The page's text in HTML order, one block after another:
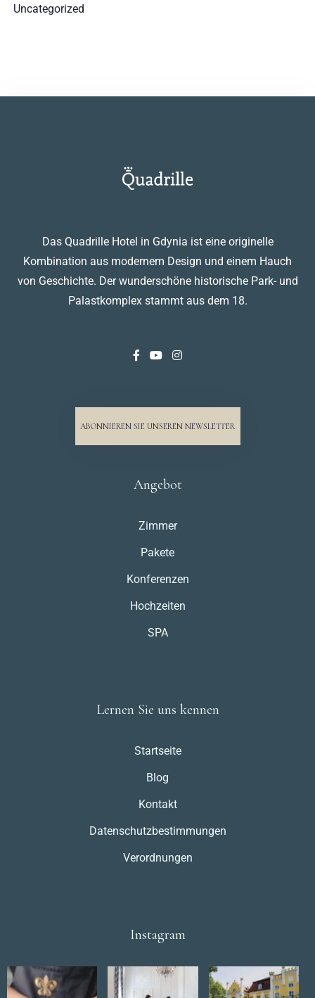
Uncategorized
Das Quadrille Hotel in Gdynia ist eine originelle
Kombination aus modernem Design und einem Hauch
von Geschichte. Der wunderschöne historische Park- und
Palastkomplex stammt aus dem 18.
ABONNIEREN SIE UNSEREN NEWSLETTER
Angebot
Zimmer
Pakete
Konferenzen
Hochzeiten
SPA
Lernen Sie uns kennen
Startseite
Blog
Kontakt
Datenschutzbestimmungen
Verordnungen
Instagram